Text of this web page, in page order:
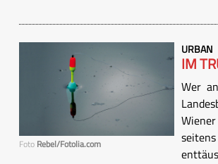
Foto Rebel/Fotolia.com
URBAN
IM
Wer